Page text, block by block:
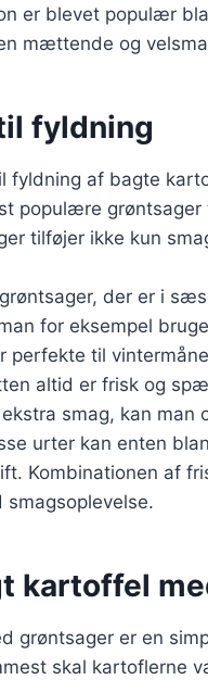
er blevet populær
mættende og
fyldning
fyldning af bagte
populære
tilføjer ikke kun
der er i
for eksempel
perfekte til
altid er frisk og
smag, kan man
urter kan enten
Kombinationen af
kartoffel
grøntsager er en
skal kartoflerne